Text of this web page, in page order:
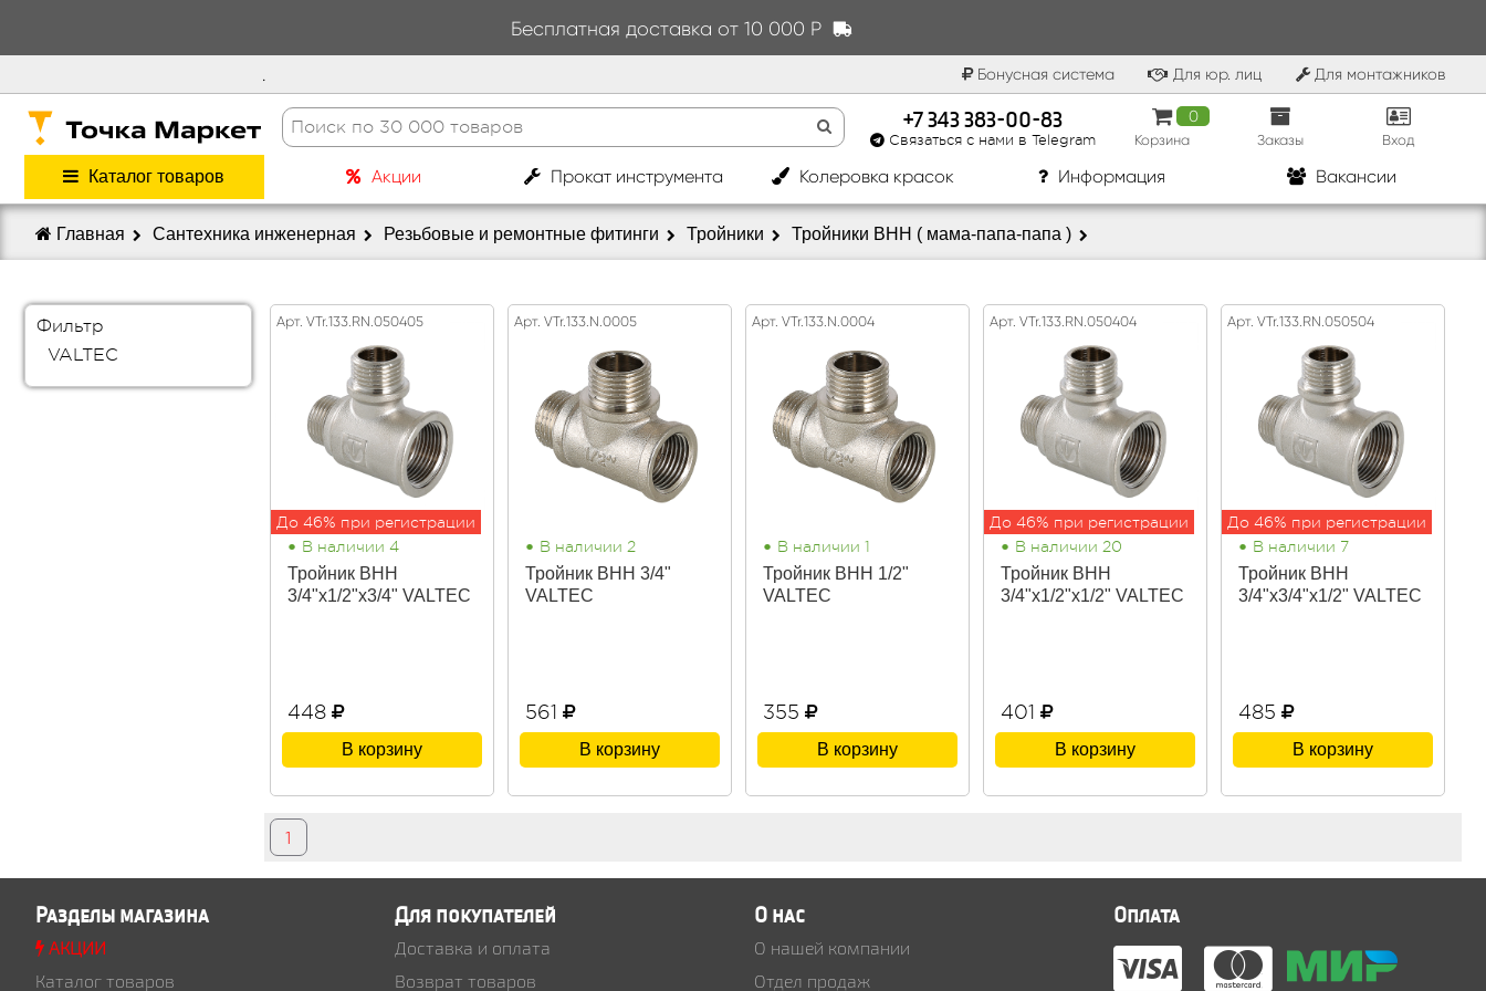
Бесплатная доставка от 10 000 Р
. Для монтажников
Для юр. лиц
Бонусная система
+7 343 383-00-83
Связаться с нами в Telegram Корзина
0
Заказы Вход
Каталог товаров Акции Прокат инструмента Колеровка красок Информация Вакансии
Тройники ВНН ( мама-папа-папа )
Тройники
Резьбовые и ремонтные фитинги
Сантехника инженерная
Главная
Фильтр
VALTEC
Арт. VTr.133.RN.050405
До 46% при регистрации
• В наличии 4
Тройник ВНН
3/4"х1/2"х3/4" VALTEC
448
В корзину
Арт. VTr.133.N.0005
• В наличии 2
Тройник ВНН 3/4"
VALTEC
561
В корзину
Арт. VTr.133.N.0004
• В наличии 1
Тройник ВНН 1/2"
VALTEC
355
В корзину
Арт. VTr.133.RN.050404
До 46% при регистрации
• В наличии 20
Тройник ВНН
3/4"х1/2"х1/2" VALTEC
401
В корзину
Арт. VTr.133.RN.050504
До 46% при регистрации
• В наличии 7
Тройник ВНН
3/4"х3/4"х1/2" VALTEC
485
В корзину
1
Разделы магазина
АКЦИИ
Каталог товаров
Для покупателей
Доставка и оплата
Возврат товаров
О нас
О нашей компании
Отдел продаж
Оплата